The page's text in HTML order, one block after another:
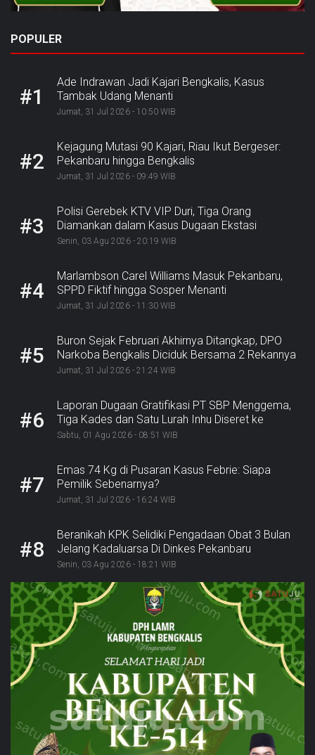
POPULER
#1
Ade Indrawan Jadi Kajari Bengkalis, Kasus
Tambak Udang Menanti
Jumat, 31 Jul 2026 - 10:50 WIB
#2
Kejagung Mutasi 90 Kajari, Riau Ikut Bergeser:
Pekanbaru hingga Bengkalis
Jumat, 31 Jul 2026 - 09:49 WIB
#3
Polisi Gerebek KTV VIP Duri, Tiga Orang
Diamankan dalam Kasus Dugaan Ekstasi
Senin, 03 Agu 2026 - 20:19 WIB
#4
Marlambson Carel Williams Masuk Pekanbaru,
SPPD Fiktif hingga Sosper Menanti
Jumat, 31 Jul 2026 - 11:30 WIB
#5
Buron Sejak Februari Akhirnya Ditangkap, DPO
Narkoba Bengkalis Diciduk Bersama 2 Rekannya
Jumat, 31 Jul 2026 - 21:24 WIB
#6
Laporan Dugaan Gratifikasi PT SBP Menggema,
Tiga Kades dan Satu Lurah Inhu Diseret ke
Kejaksaan
Sabtu, 01 Agu 2026 - 08:51 WIB
#7
Emas 74 Kg di Pusaran Kasus Febrie: Siapa
Pemilik Sebenarnya?
Jumat, 31 Jul 2026 - 16:24 WIB
#8
Beranikah KPK Selidiki Pengadaan Obat 3 Bulan
Jelang Kadaluarsa Di Dinkes Pekanbaru
Senin, 03 Agu 2026 - 18:21 WIB